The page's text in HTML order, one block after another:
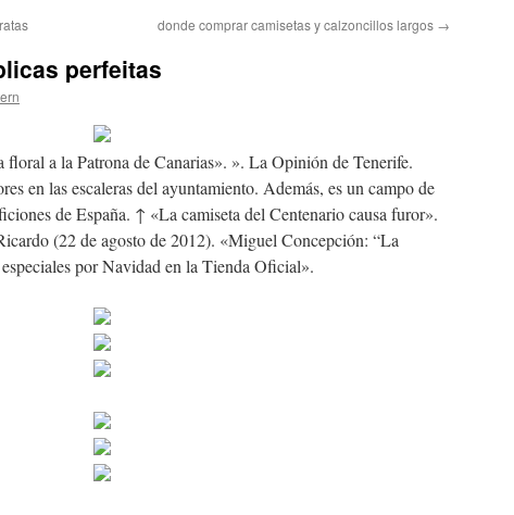
donde comprar camisetas y calzoncillos largos →
perfeitas
a la Patrona de Canarias». ». La Opinión de Tenerife.
en las escaleras del ayuntamiento. Además, es un campo de
de España. ↑ «La camiseta del Centenario causa furor».
(22 de agosto de 2012). «Miguel Concepción: “La
por Navidad en la Tienda Oficial».